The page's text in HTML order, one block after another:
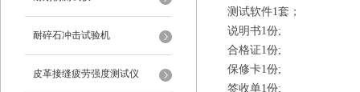
耐碎石冲击试验机
皮革接缝疲劳强度测试仪
测试软件1套；
说明书1份;
合格证1份;
保修卡1份;
签收单1份;